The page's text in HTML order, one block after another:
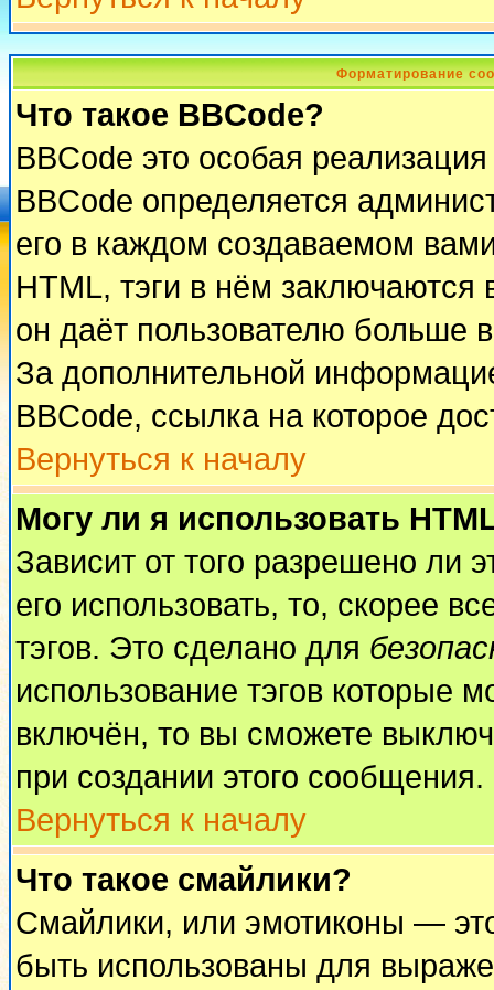
Форматирование
Что такое BBCode?
BBCode это особая
BBCode определяется
его в каждом создаваемом
HTML, тэги в нём заключаются
он даёт пользователю больше
За дополнительной
BBCode, ссылка на которое
Вернуться к началу
Могу ли я использовать
Зависит от того разрешено ли
его использовать, то, скорее
тэгов. Это сделано для
использование тэгов которые
включён, то вы сможете
при создании этого сообщения.
Вернуться к началу
Что такое смайлики?
Смайлики, или эмотиконы —
быть использованы для